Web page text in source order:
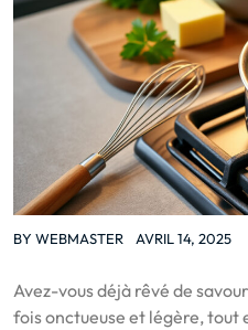
BY WEBMASTER AVRIL 14, 2025
Avez-vous déjà rêvé de
fois onctueuse et légère, tout